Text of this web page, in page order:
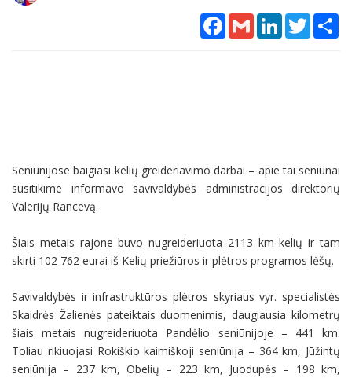
Facebook
Gmail LinkedInTwitter
Seniūnijose baigiasi kelių greideriavimo darbai – apie tai seniūnai
susitikime informavo savivaldybės administracijos direktorių
Valerijų Rancevą.
Šiais metais rajone buvo nugreideriuota 2113 km kelių ir tam
skirti 102 762 eurai iš Kelių priežiūros ir plėtros programos lėšų.
Savivaldybės ir infrastruktūros plėtros skyriaus vyr. specialistės
Skaidrės Žalienės pateiktais duomenimis, daugiausia kilometrų
šiais metais nugreideriuota Pandėlio seniūnijoje – 441 km.
Toliau rikiuojasi Rokiškio kaimiškoji seniūnija – 364 km, Jūžintų
seniūnija – 237 km, Obelių – 223 km, Juodupės – 198 km,